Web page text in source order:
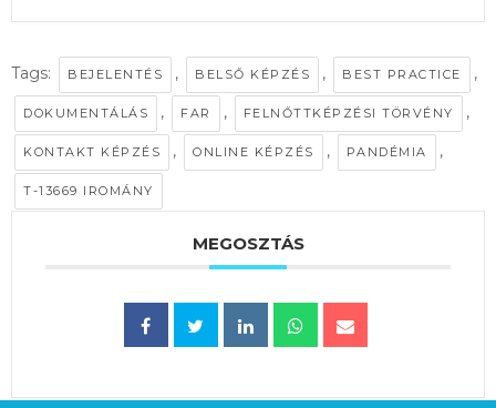
Tags: BEJELENTÉS , BELSŐ KÉPZÉS , BEST PRACTICE ,
DOKUMENTÁLÁS , FAR , FELNŐTTKÉPZÉSI TÖRVÉNY ,
KONTAKT KÉPZÉS , ONLINE KÉPZÉS , PANDÉMIA ,
T-13669 IROMÁNY
MEGOSZTÁS